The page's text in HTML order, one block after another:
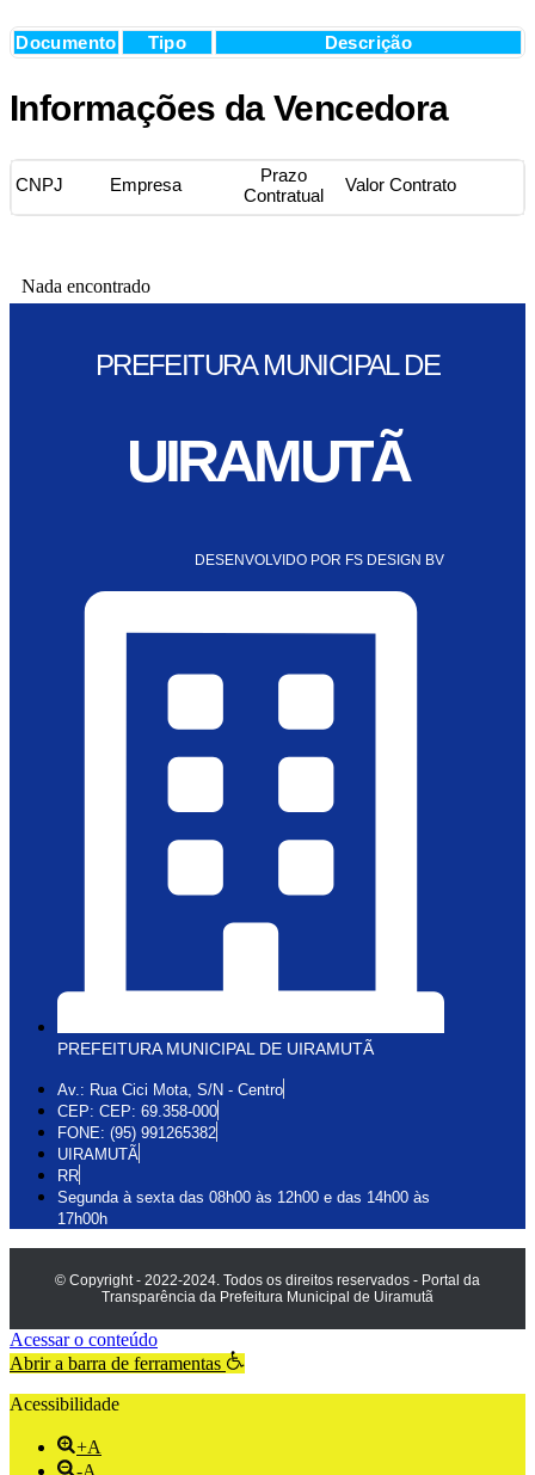
Documento Tipo Descrição
Informações da Vencedora
CNPJ Empresa
Prazo
Contratual
Valor Contrato
Nada encontrado
PREFEITURA MUNICIPAL DE
UIRAMUTÃ
DESENVOLVIDO POR FS DESIGN BV
PREFEITURA MUNICIPAL DE UIRAMUTÃ
Av.: Rua Cici Mota, S/N - Centro
CEP: CEP: 69.358-000
FONE: (95) 991265382
UIRAMUTÃ
RR
Segunda à sexta das 08h00 às 12h00 e das 14h00 às
17h00h
© Copyright - 2022-2024. Todos os direitos reservados - Portal da
Transparência da Prefeitura Municipal de Uiramutã
Acessar o conteúdo
Abrir a barra de ferramentas
Acessibilidade
+A
-A